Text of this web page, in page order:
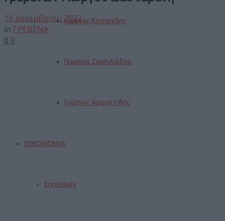
Γιώργος Κασαπίδης
Γεωργία Ζεμπιλιάδου
Γιώργος Αμανατίδης
ΟΙΚΟΝΟΜΙΑ
Επιχειρείν
19 Δεκεμβρίου 2022
in ΓΡΕΒΕΝΑ
0 0